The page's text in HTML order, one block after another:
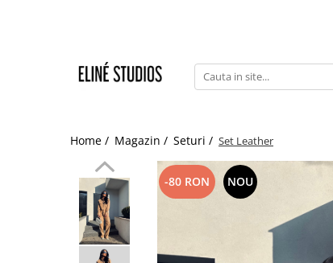
Home / Magazin / Seturi / Set Leather
-80 RON NOU